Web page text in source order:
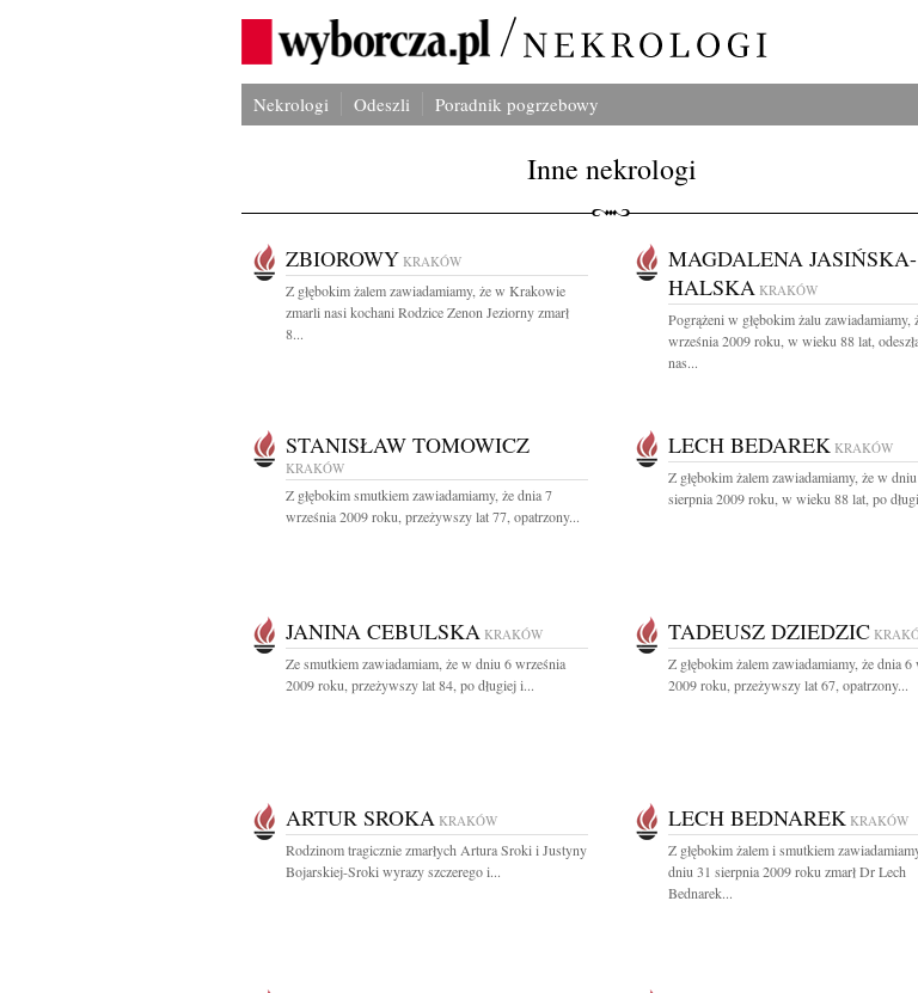
Nekrologi Odeszli Poradnik pogrzebowy
Inne nekrologi
ZBIOROWY KRAKÓW
Z głębokim żalem zawiadamiamy, że w Krakowie
zmarli nasi kochani Rodzice Zenon Jeziorny zmarł
8...
MAGDALENA JASIŃSKA-
HALSKA KRAKÓW
Pogrążeni w głębokim żalu zawiadamiamy,
września 2009 roku, w wieku 88 lat,
nas...
STANISŁAW TOMOWICZ
KRAKÓW
Z głębokim smutkiem zawiadamiamy, że dnia 7
września 2009 roku, przeżywszy lat 77, opatrzony...
LECH BEDAREK KRAKÓW
Z głębokim żalem zawiadamiamy, że w
sierpnia 2009 roku, w wieku 88 lat, po
JANINA CEBULSKA KRAKÓW
Ze smutkiem zawiadamiam, że w dniu 6 września
2009 roku, przeżywszy lat 84, po długiej i...
TADEUSZ DZIEDZIC
Z głębokim żalem zawiadamiamy, że dnia 6
2009 roku, przeżywszy lat 67, opatrzony...
ARTUR SROKA KRAKÓW
Rodzinom tragicznie zmarłych Artura Sroki i Justyny
Bojarskiej-Sroki wyrazy szczerego i...
LECH BEDNAREK KRAKÓW
Z głębokim żalem i smutkiem
dniu 31 sierpnia 2009 roku zmarł Dr Lech
Bednarek...